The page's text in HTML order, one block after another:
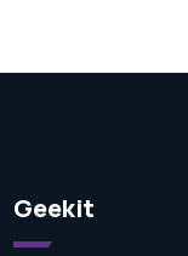
Geekit